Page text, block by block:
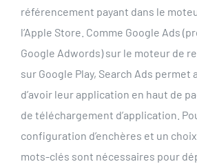
référencement payant dans le
l’Apple Store. Comme Google Ads
Google Adwords) sur le moteur de
sur Google Play, Search Ads permet
d’avoir leur application en haut de
de téléchargement d’application.
configuration d’enchères et un
mots-clés sont nécessaires pour